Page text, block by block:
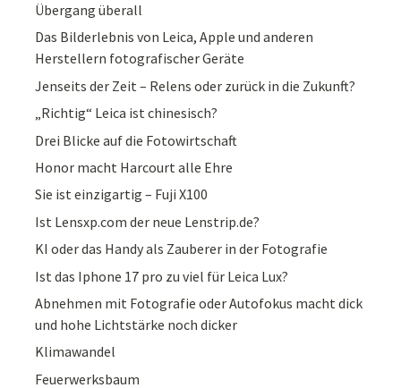
Übergang überall
Das Bilderlebnis von Leica, Apple und anderen
Herstellern fotografischer Geräte
Jenseits der Zeit – Relens oder zurück in die Zukunft?
„Richtig“ Leica ist chinesisch?
Drei Blicke auf die Fotowirtschaft
Honor macht Harcourt alle Ehre
Sie ist einzigartig – Fuji X100
Ist Lensxp.com der neue Lenstrip.de?
KI oder das Handy als Zauberer in der Fotografie
Ist das Iphone 17 pro zu viel für Leica Lux?
Abnehmen mit Fotografie oder Autofokus macht dick
und hohe Lichtstärke noch dicker
Klimawandel
Feuerwerksbaum